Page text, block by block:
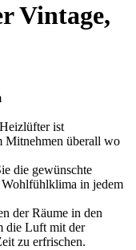
Vintage,
ist
Mitnehmen überall wo
die gewünschte
Wohlfühlklima in jedem
der Räume in den
die Luft mit der
zu erfrischen.